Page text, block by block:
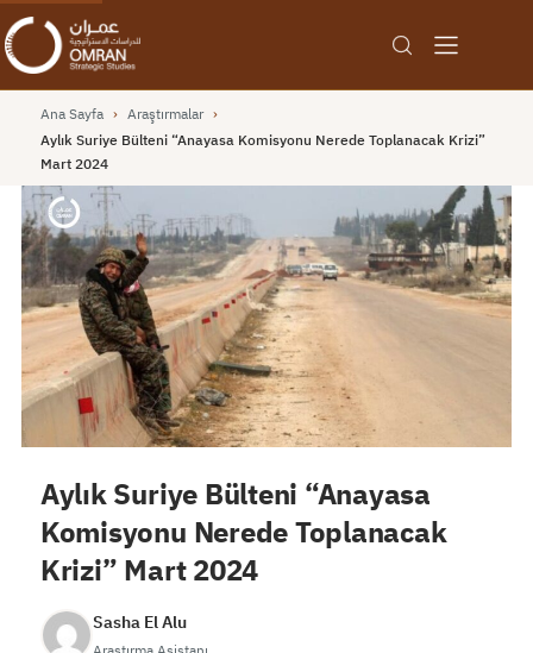
Ana Sayfa › Araştırmalar ›
Aylık Suriye Bülteni “Anayasa Komisyonu Nerede Toplanacak Krizi”
Mart 2024
Aylık Suriye Bülteni “Anayasa
Komisyonu Nerede Toplanacak
Krizi” Mart 2024
Sasha El Alu